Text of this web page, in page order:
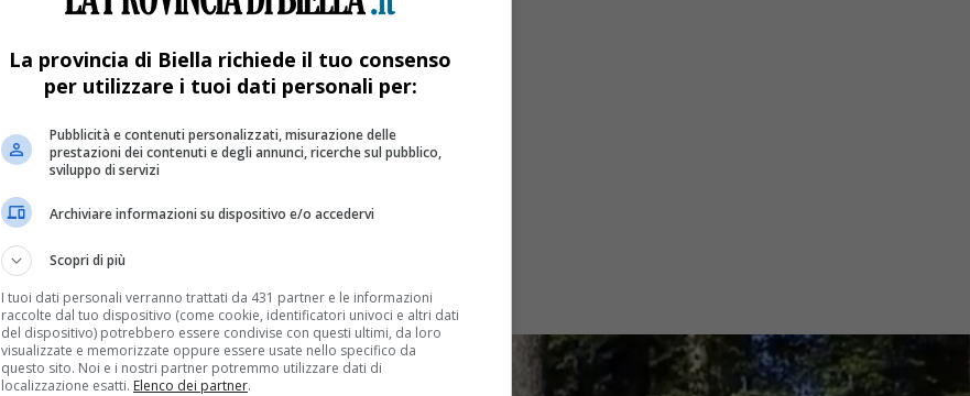
La provincia di Biella richiede il tuo consenso
per utilizzare i tuoi dati personali per:
Pubblicità e contenuti personalizzati, misurazione delle
prestazioni dei contenuti e degli annunci, ricerche sul pubblico,
sviluppo di servizi
Archiviare informazioni su dispositivo e/o accedervi
Scopri di più
I tuoi dati personali verranno trattati da 431 partner e le informazioni
raccolte dal tuo dispositivo (come cookie, identificatori univoci e altri dati
del dispositivo) potrebbero essere condivise con questi ultimi, da loro
visualizzate e memorizzate oppure essere usate nello specifico da
questo sito. Noi e i nostri partner potremmo utilizzare dati di
localizzazione esatti. Elenco dei partner.